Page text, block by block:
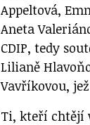
Appeltová,
Aneta
CDIP, tedy
Lilianě
Vavříkovou,
Ti, kteří chtějí